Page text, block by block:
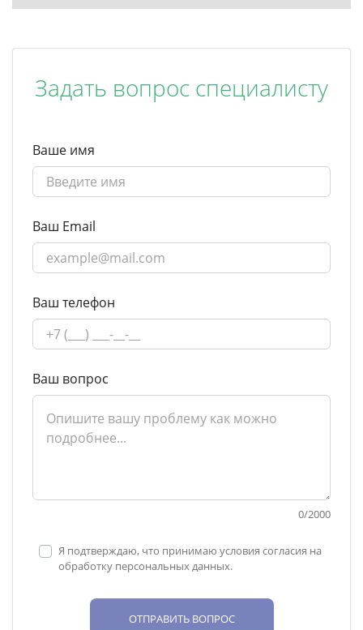
Задать вопрос специалисту
Ваше имя
Ваш Email
Ваш телефон
Ваш вопрос
0/2000
Я подтверждаю, что принимаю условия согласия на
обработку персональных данных.
ОТПРАВИТЬ ВОПРОС